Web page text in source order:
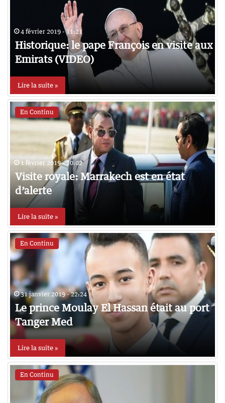
4 février 2019 - 11:21
Historique: le pape François en visite aux
Emirats (VIDEO)
Lire la suite »
En Continu
1 février 2019 - 10:02
Visite royale: Marrakech est en état
d’alerte
Lire la suite »
En Continu
31 janvier 2019 - 22:24
Le prince Moulay El Hassan était au port
Tanger Med
Lire la suite »
En Continu